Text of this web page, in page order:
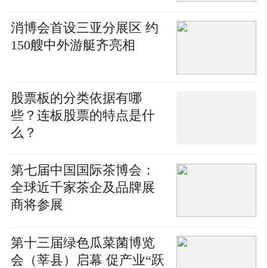
消博会首设三亚分展区 约
150艘中外游艇齐亮相
股票板的分类依据有哪
些？连板股票的特点是什
么？
第七届中国国际茶博会：
全球近千家茶企及品牌展
商将参展
第十三届绿色瓜菜菌博览
会（莘县）启幕 促产业“跃